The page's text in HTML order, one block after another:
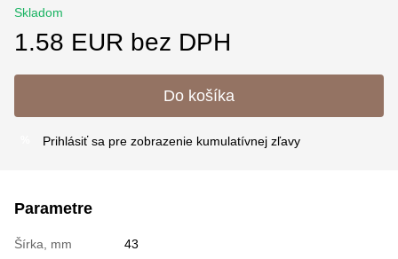
Skladom
1.58 EUR bez DPH
Do košíka
Prihlásiť sa pre zobrazenie kumulatívnej zľavy
Parametre
Šírka, mm
43